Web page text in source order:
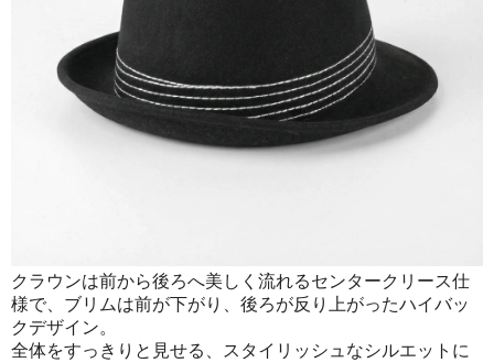
クラウンは前から後ろへ美しく流れるセンタークリース仕
様で、ブリムは前が下がり、後ろが反り上がったハイバッ
クデザイン。
全体をすっきりと見せる、スタイリッシュなシルエットに